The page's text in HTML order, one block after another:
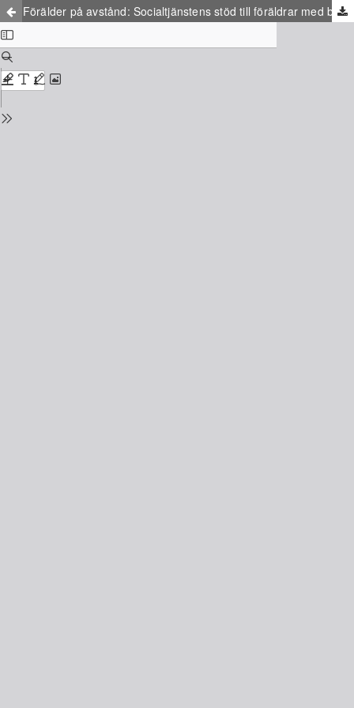
Förälder på avstånd: Socialtjänstens stöd till föräldrar med barn i samhällsvård